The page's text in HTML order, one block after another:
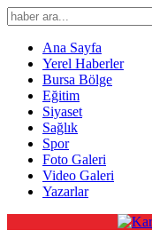
Ana Sayfa
Yerel Haberler
Bursa Bölge
Eğitim
Siyaset
Sağlık
Spor
Foto Galeri
Video Galeri
Yazarlar